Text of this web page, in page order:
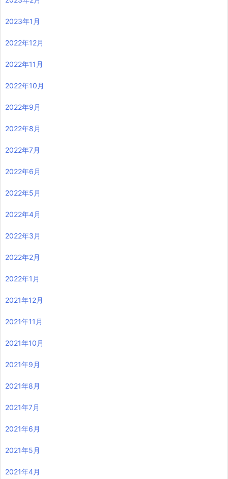
2023年1月
2022年12月
2022年11月
2022年10月
2022年9月
2022年8月
2022年7月
2022年6月
2022年5月
2022年4月
2022年3月
2022年2月
2022年1月
2021年12月
2021年11月
2021年10月
2021年9月
2021年8月
2021年7月
2021年6月
2021年5月
2021年4月